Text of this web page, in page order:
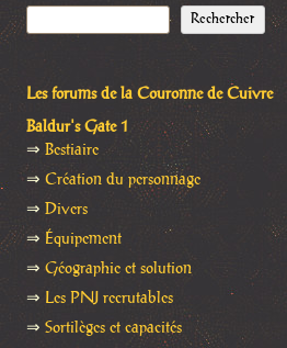
Rechercher
Les forums de la Couronne de Cuivre
Baldur's Gate 1
⇒ Bestiaire
⇒ Création du personnage
⇒ Divers
⇒ Équipement
⇒Géographie et solution
⇒ Les PNJ recrutables
⇒ Sortilèges et capacités